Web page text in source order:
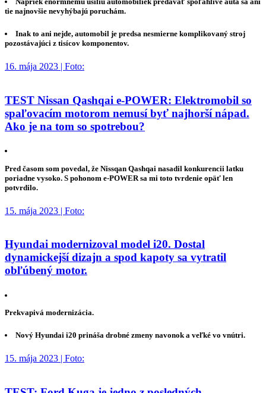
tie najnovšie nevyhýbajú poruchám.
Inak to ani nejde, automobil je predsa nesmierne komplikovaný stroj
pozostávajúci z tisícov komponentov.
16. mája 2023 | Foto:
TEST Nissan Qashqai e-POWER: Elektromobil so
spaľovacím motorom nemusí byť najhorší nápad.
Ako je na tom so spotrebou?
Pred časom som povedal, že Nissqan Qashqai nasadil konkurencii latku
poriadne vysoko. S pohonom e-POWER sa mi toto tvrdenie opäť len
potvrdilo.
15. mája 2023 | Foto:
Hyundai modernizoval model i20. Dostal
dynamickejší dizajn a spod kapoty sa vytratil
obľúbený motor.
Prekvapivá modernizácia.
Nový Hyundai i20 prináša drobné zmeny navonok a veľké vo vnútri.
15. mája 2023 | Foto: